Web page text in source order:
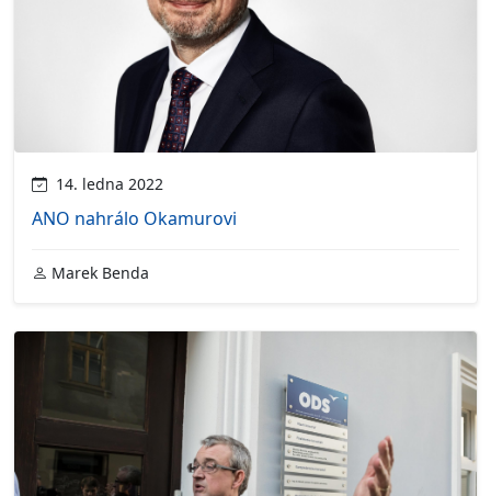
14. ledna 2022
ANO nahrálo Okamurovi
Marek Benda